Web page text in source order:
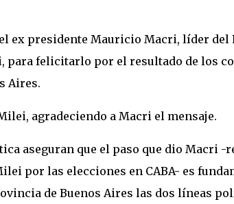
ex presidente Mauricio Macri, líder del
para felicitarlo por el resultado de los
Aires.
agradeciendo a Macri el mensaje.
aseguran que el paso que dio Macri -
por las elecciones en CABA- es
de Buenos Aires las dos líneas